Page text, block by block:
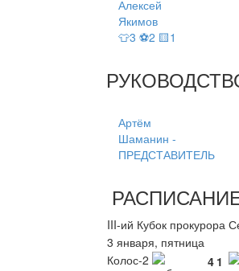
Алексей
Якимов
👕3 ⚽2 🟨1
Артём
Шаманин -
ПРЕДСТАВИТЕЛЬ
III-ий Кубок прокурора
3 января, пятница
Колос-2
4 1